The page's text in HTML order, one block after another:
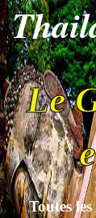
Le
Toutes